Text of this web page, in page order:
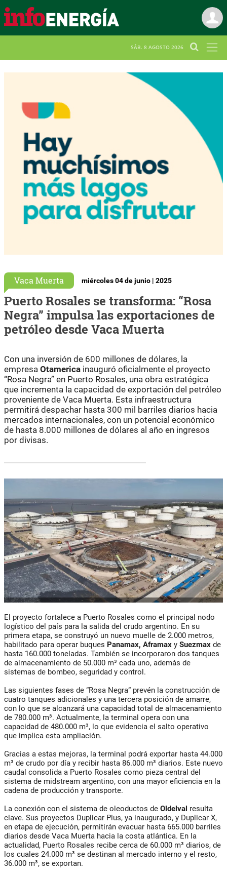
SÁB. 8 AGOSTO 2026
Vaca Muerta miércoles 04 de junio | 2025
Puerto Rosales se transforma: “Rosa
Negra” impulsa las exportaciones de
petróleo desde Vaca Muerta
Con una inversión de 600 millones de dólares, la
empresa Otamerica inauguró oficialmente el proyecto
“Rosa Negra” en Puerto Rosales, una obra estratégica
que incrementa la capacidad de exportación del petróleo
proveniente de Vaca Muerta. Esta infraestructura
permitirá despachar hasta 300 mil barriles diarios hacia
mercados internacionales, con un potencial económico
de hasta 8.000 millones de dólares al año en ingresos
por divisas.
El proyecto fortalece a Puerto Rosales como el principal nodo
logístico del país para la salida del crudo argentino. En su
primera etapa, se construyó un nuevo muelle de 2.000 metros,
habilitado para operar buques Panamax, Aframax y Suezmax de
hasta 160.000 toneladas. También se incorporaron dos tanques
de almacenamiento de 50.000 m³ cada uno, además de
sistemas de bombeo, seguridad y control.
Las siguientes fases de “Rosa Negra” prevén la construcción de
cuatro tanques adicionales y una tercera posición de amarre,
con lo que se alcanzará una capacidad total de almacenamiento
de 780.000 m³. Actualmente, la terminal opera con una
capacidad de 480.000 m³, lo que evidencia el salto operativo
que implica esta ampliación.
Gracias a estas mejoras, la terminal podrá exportar hasta 44.000
m³ de crudo por día y recibir hasta 86.000 m³ diarios. Este nuevo
caudal consolida a Puerto Rosales como pieza central del
sistema de midstream argentino, con una mayor eficiencia en la
cadena de producción y transporte.
La conexión con el sistema de oleoductos de Oldelval resulta
clave. Sus proyectos Duplicar Plus, ya inaugurado, y Duplicar X,
en etapa de ejecución, permitirán evacuar hasta 665.000 barriles
diarios desde Vaca Muerta hacia la costa atlántica. En la
actualidad, Puerto Rosales recibe cerca de 60.000 m³ diarios, de
los cuales 24.000 m³ se destinan al mercado interno y el resto,
36.000 m³, se exportan.